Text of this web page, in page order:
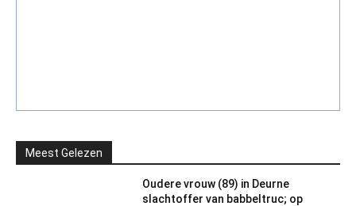
Meest Gelezen
Oudere vrouw (89) in Deurne
slachtoffer van babbeltruc; op